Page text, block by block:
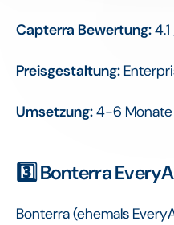
Capterra Bewertung:
Preisgestaltung:
Umsetzung:4-6 Monate
3️⃣ Bonterra
Bonterra (ehemals